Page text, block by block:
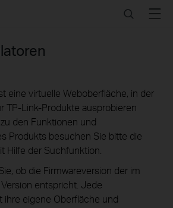
SearchMenu
eine virtuelle Weboberfläche, in der
TP-Link-Produkte ausprobieren
den Funktionen und
Produkts besuchen Sie bitte die
Hilfe der Suchfunktion.
ob die Firmwareversion der im
entspricht. Jede
ihre eigene Oberfläche und